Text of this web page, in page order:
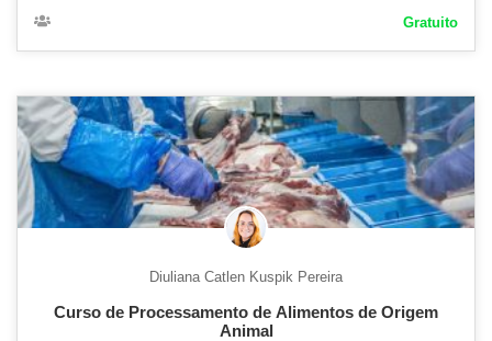
Gratuito
Diuliana Catlen Kuspik Pereira
Curso de Processamento de Alimentos de Origem
Animal